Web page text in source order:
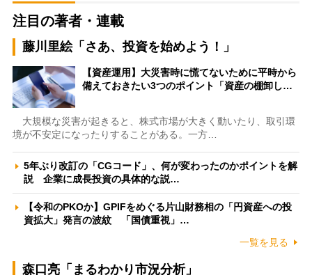
注目の著者・連載
藤川里絵「さあ、投資を始めよう！」
【資産運用】大災害時に慌てないために平時から
備えておきたい3つのポイント「資産の棚卸し…
大規模な災害が起きると、株式市場が大きく動いたり、取引環
境が不安定になったりすることがある。一方…
5年ぶり改訂の「CGコード」、何が変わったのかポイントを解
説 企業に成長投資の具体的な説…
【令和のPKOか】GPIFをめぐる片山財務相の「円資産への投
資拡大」発言の波紋 「国債重視」…
一覧を見る
森口亮「まるわかり市況分析」